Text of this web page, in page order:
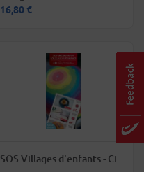
16,80 €
SOS Villages d'enfants - City